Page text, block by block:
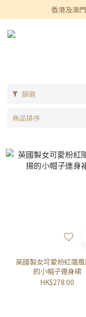
香港及澳
香港及澳
3個月內
篩選
商品排序
英國製女可愛粉紅隨
的小帽子連身裙
HK$278.00